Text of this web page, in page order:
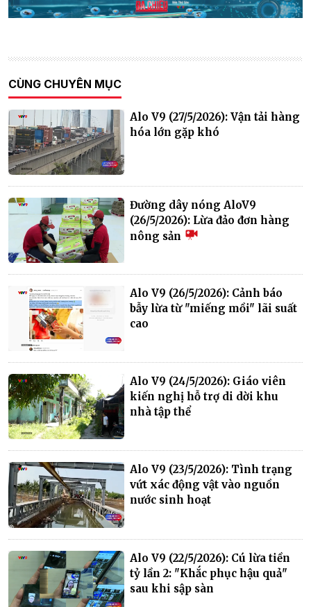
CÙNG CHUYÊN MỤC
Alo V9 (27/5/2026): Vận tải hàng
hóa lớn gặp khó
Đường dây nóng AloV9
(26/5/2026): Lừa đảo đơn hàng
nông sản
Alo V9 (26/5/2026): Cảnh báo
bẫy lừa từ "miếng mồi" lãi suất
cao
Alo V9 (24/5/2026): Giáo viên
kiến nghị hỗ trợ di dời khu
nhà tập thể
Alo V9 (23/5/2026): Tình trạng
vứt xác động vật vào nguồn
nước sinh hoạt
Alo V9 (22/5/2026): Cú lừa tiền
tỷ lần 2: "Khắc phục hậu quả"
sau khi sập sàn